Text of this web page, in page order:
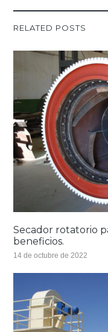
RELATED POSTS
Secador rotatorio
beneficios.
14 de octubre de 2022